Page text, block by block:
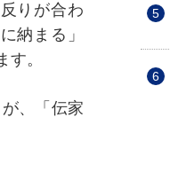
りが合わ
納まる」
。
、「伝家